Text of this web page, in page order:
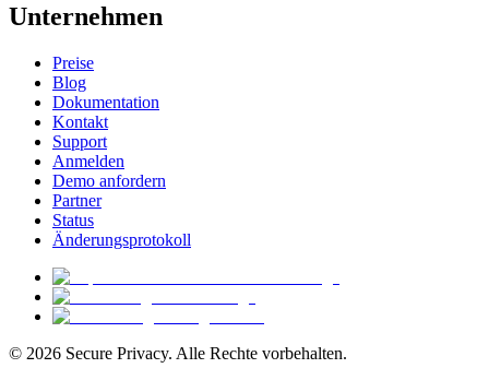
Unternehmen
Preise
Blog
Dokumentation
Kontakt
Support
Anmelden
Demo anfordern
Partner
Status
Änderungsprotokoll
© 2026 Secure Privacy. Alle Rechte vorbehalten.